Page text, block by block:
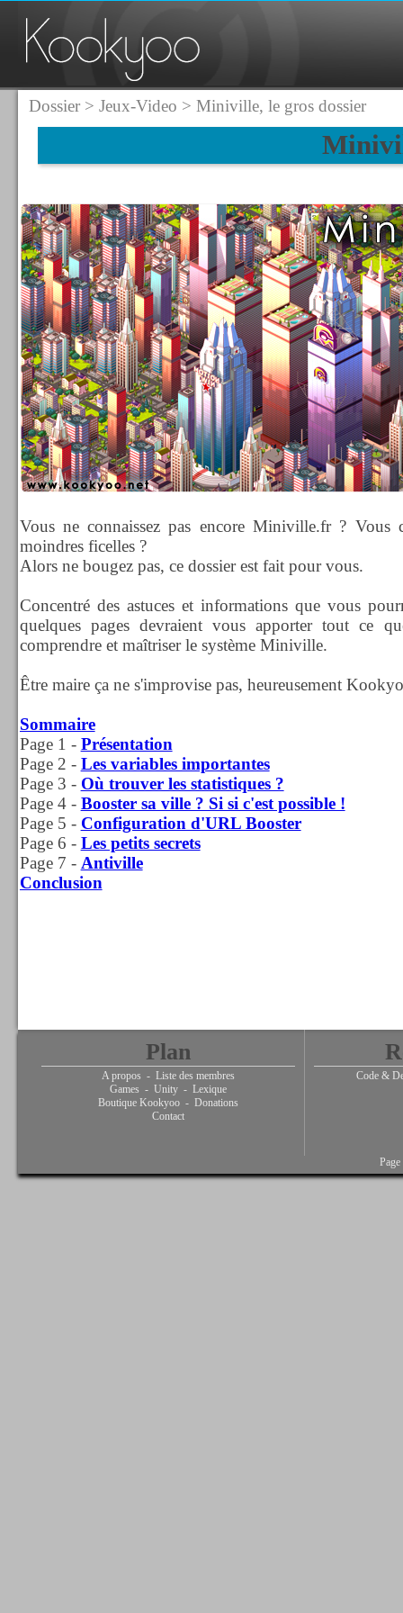
Dossier> Jeux-Video > Miniville, le gros dossier
Vous ne connaissez pas encore Miniville.fr ? Vous
moindres ficelles ?
Alors ne bougez pas, ce dossier est fait pour vous.
Concentré des astuces et informations que vous
quelques pages devraient vous apporter tout ce
comprendre et maîtriser le système Miniville.
Être maire ça ne s'improvise pas, heureusement
Sommaire
Page 1 - Présentation
Page 2 - Les variables importantes
Page 3 - Où trouver les statistiques ?
Page 4 - Booster sa ville ? Si si c'est possible !
Page 5 - Configuration d'URL Booster
Page 6 - Les petits secrets
Page 7 - Antiville
Conclusion
Plan
A propos - Liste des membres
Games - Unity - Lexique
Boutique Kookyoo - Donations
Contact
Code &